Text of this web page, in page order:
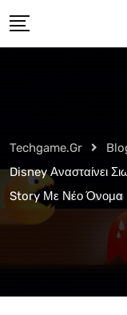
to
Techgame.gr
Disney Ανασταίνει
Story Με Νέο Όνομα